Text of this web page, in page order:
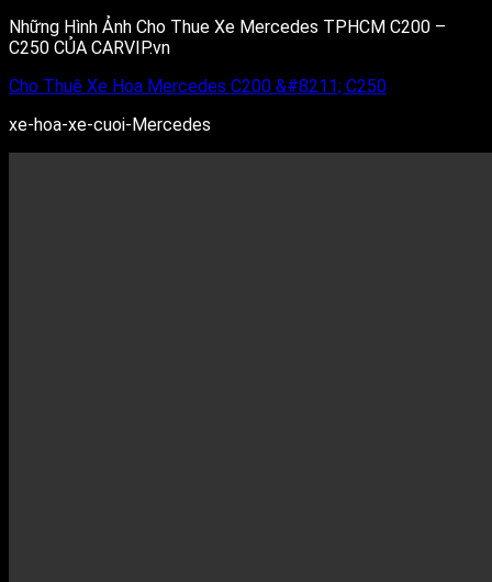
Những Hình Ảnh Cho Thue Xe Mercedes TPHCM C200 –
C250 CỦA CARVIP.vn
Cho Thuê Xe Hoa Mercedes C200 &#8211; C250
xe-hoa-xe-cuoi-Mercedes